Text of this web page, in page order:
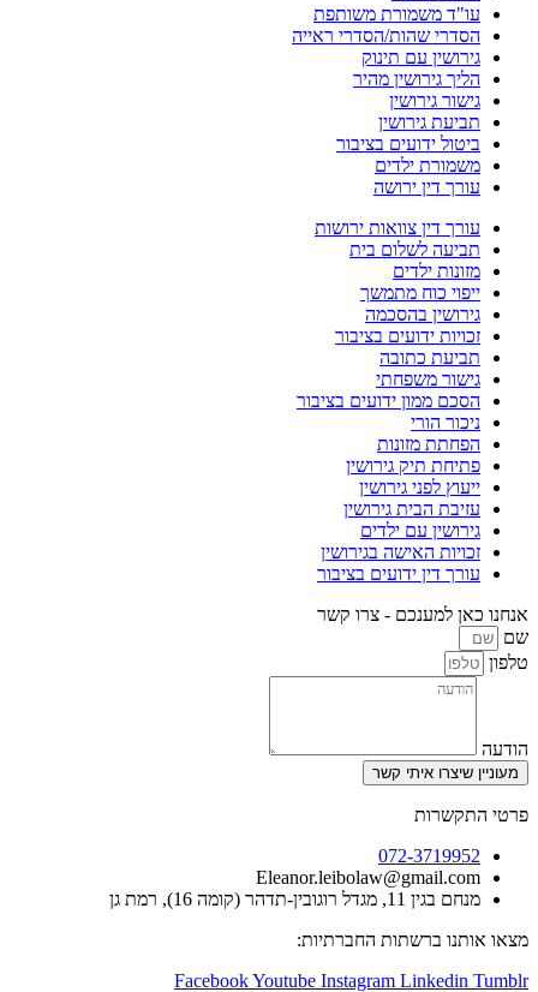
משמורת משותפת
שהות/הסדרי ראייה
עם תינוק
גירושין מהיר
גירושין
גירושין
ידועים בציבור
ילדים
דין ירושה
דין צוואות ירושות
לשלום בית
ילדים
כוח מתמשך
בהסכמה
ידועים בציבור
כתובה
משפחתי
ממון ידועים בציבור
הורי
מזונות
תיק גירושין
לפני גירושין
הבית גירושין
עם ילדים
האישה בגירושין
דין ידועים בציבור
למענכם - צרו קשר
איתי קשר
072-
תדהר (קומה 16), רמת גן
ברשתות החברתיות:
FacebookYoutube Instagram